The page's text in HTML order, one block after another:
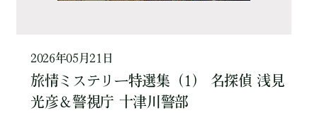
2026年05月21日
旅情ミステリー特選集（1） 名探偵 浅見
光彦＆警視庁 十津川警部